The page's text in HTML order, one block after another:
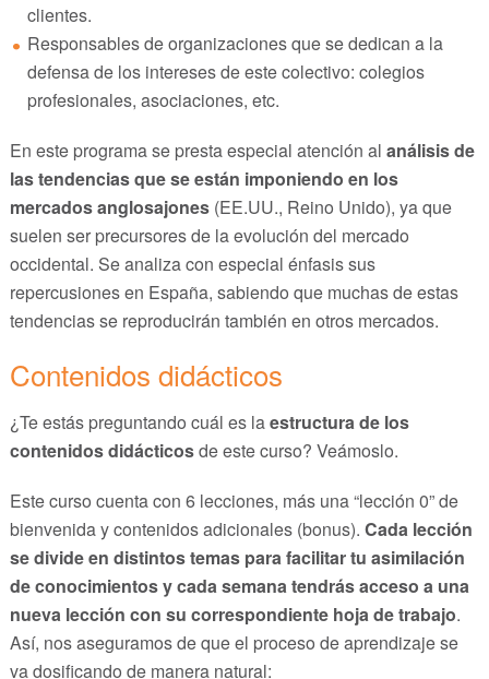
clientes.
Responsables de organizaciones que se dedican a la
defensa de los intereses de este colectivo: colegios
profesionales, asociaciones, etc.
En este programa se presta especial atención al análisis de
las tendencias que se están imponiendo en los
mercados anglosajones(EE.UU., Reino Unido), ya que
suelen ser precursores de la evolución del mercado
occidental. Se analiza con especial énfasis sus
repercusiones en España, sabiendo que muchas de estas
tendencias se reproducirán también en otros mercados.
Contenidos didácticos
¿Te estás preguntando cuál es laestructura de los
contenidos didácticosde este curso? Veámoslo.
Este curso cuenta con 6 lecciones, más una “lección 0” de
bienvenida y contenidos adicionales (bonus). Cada lección
se divide en distintos temas para facilitar tu asimilación
de conocimientos y cada semana tendrás acceso a una
nueva lección con su correspondiente hoja de trabajo.
Así, nos aseguramos de que el proceso de aprendizaje se
va dosificando de manera natural: